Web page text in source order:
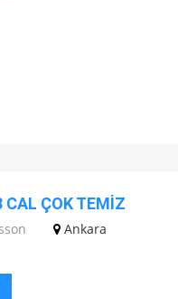
CAL ÇOK TEMİZ
Ankara